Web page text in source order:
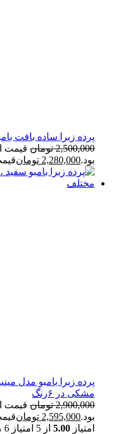
پرده زبرا ساده بافت بامبو
2,500,000 تومان
بود.2,280,000 تومانقیمت فعلی:
پرده زبرا بامبو مدل
مشکی در ۶رنگ
2,900,000 تومان
بود.2,595,000 تومانقیمت فعلی:
امتیاز5.00از 5 امتیاز 6